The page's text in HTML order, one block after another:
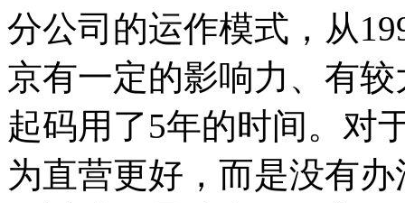
分公司的运作模式，从
京有一定的影响力、有
起码用了5年的时间。对
为直营更好，而是没有